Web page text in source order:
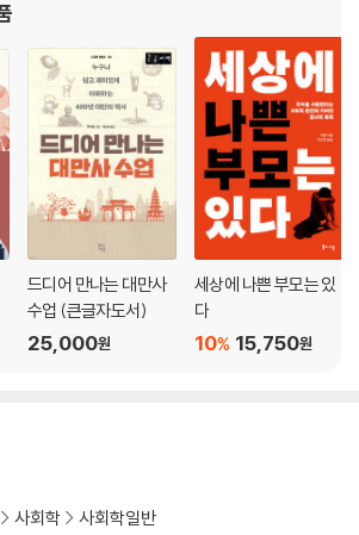
적은 없었다
― 파트너 선택 연구
지 않을까? 친밀한 관계의 소통 전략
이 되는 건 어렵다? SNS 세대의 사랑 문제
의 완전한 결별을 꿈꾸며
드디어 만나는 대만사
수업 (큰글자도서)
25,000원
세상에 나쁜 부모는 있
다
15,750원
10%
사회학
사회학일반